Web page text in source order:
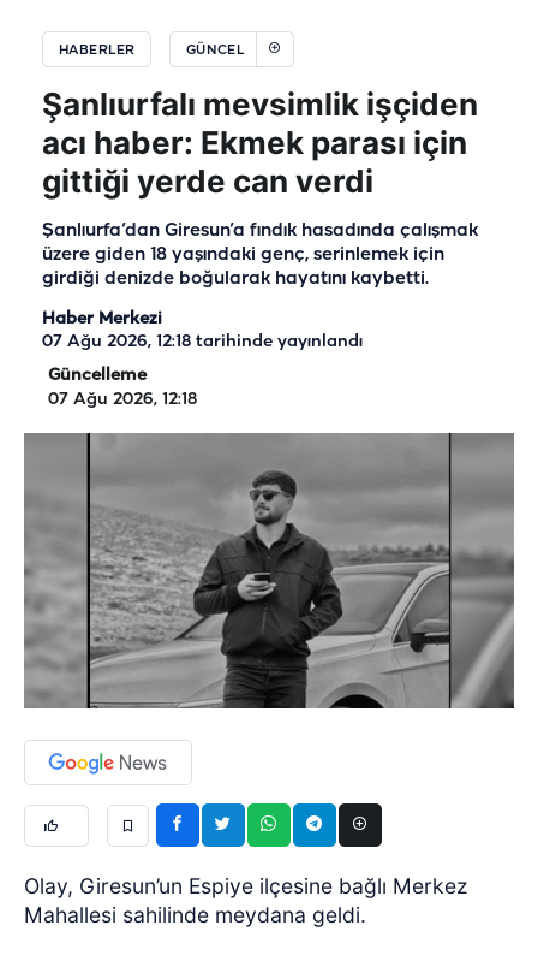
HABERLER GÜNCEL
Şanlıurfalı mevsimlik işçiden
acı haber: Ekmek parası için
gittiği yerde can verdi
Şanlıurfa’dan Giresun’a fındık hasadında çalışmak
üzere giden 18 yaşındaki genç, serinlemek için
girdiği denizde boğularak hayatını kaybetti.
Haber Merkezi
07 Ağu 2026, 12:18 tarihinde yayınlandı
Güncelleme
07 Ağu 2026, 12:18
Olay, Giresun’un Espiye ilçesine bağlı Merkez
Mahallesi sahilinde meydana geldi.